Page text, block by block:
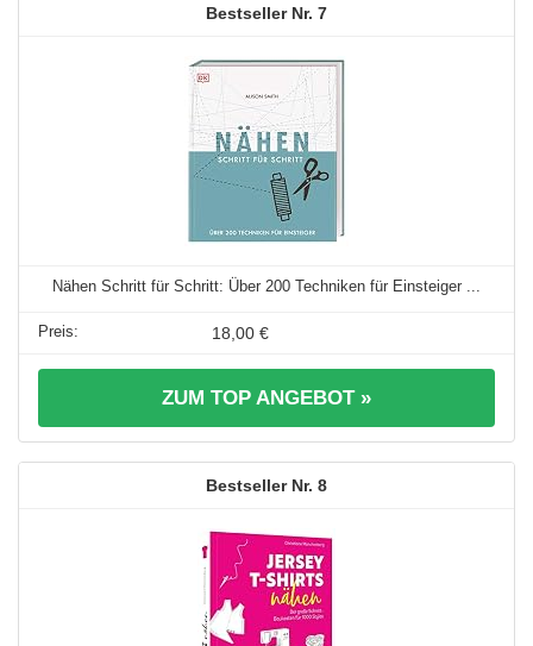
7
Nähen Schritt für Schritt: Über 200 Techniken für Einsteiger ...
18,00 €
ZUM TOP ANGEBOT »
8